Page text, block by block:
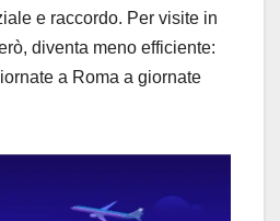
e raccordo. Per visite in
diventa meno efficiente:
a Roma a giornate